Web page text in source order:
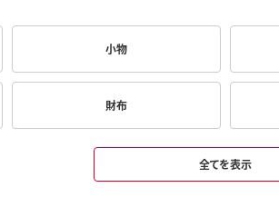
小物
財布
全てを表示